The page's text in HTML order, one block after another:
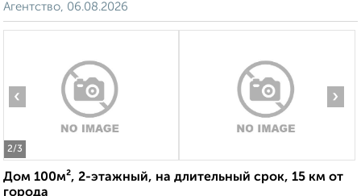
Агентство, 06.08.2026
2/3
‹ ›
Дом 100м², 2-этажный, на длительный срок, 15 км от
города